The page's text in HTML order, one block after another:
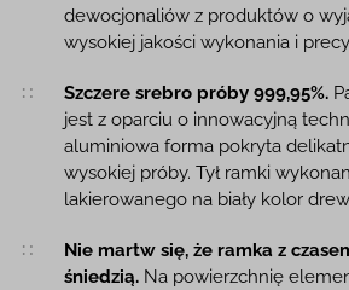
dewocjonaliów z produktów o
wysokiej jakości wykonania i
Szczere srebro próby 999,95%.
jest z oparciu o innowacyjną
aluminiowa forma pokryta
wysokiej próby. Tył ramki
lakierowanego na biały kolor
Nie martw się, że ramka z
śniedzią.Na powierzchnię